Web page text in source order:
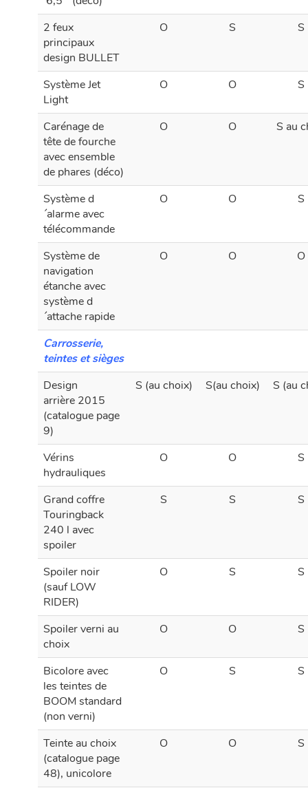
6,5“ (déco)
2 feux
principaux
design BULLET
O S S
Système Jet
Light
O O S
Carénage de
tête de fourche
avec ensemble
de phares (déco)
O O S au
Système d
´alarme avec
télécommande
O O S
Système de
navigation
étanche avec
système d
´attache rapide
O O O
Carrosserie,
teintes et sièges
Design
arrière 2015
(catalogue page
9)
S (au choix) S(au choix) S (au
Vérins
hydrauliques
O O S
Grand coffre
Touringback
240 l avec
spoiler
S S S
Spoiler noir
(sauf LOW
RIDER)
O S S
Spoiler verni au
choix
O O S
Bicolore avec
les teintes de
BOOM standard
(non verni)
O S S
Teinte au choix
(catalogue page
48), unicolore
O O S